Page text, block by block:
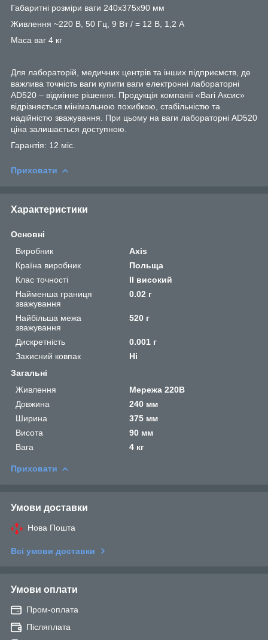
Габаритні розміри ваги 240x375x90 мм
Живлення ~220 В, 50 Гц, 9 Вт / = 12 В, 1,2 A
Маса ваг 4 кг
Для лабораторій, медичних центрів та інших підприємств, де
важлива точність ваги купити ваги електронні лабораторні
AD520 – відмінне рішення. Продукція компанії «Вагі Аксис»
відрізняється мінімальною похибкою, стабільністю та
надійністю зважування. При цьому на ваги лабораторні AD520
ціна залишається доступною.
Гарантія: 12 міс.
Приховати
Характеристики
Основні
Виробник
Axis
Країна виробник
Польща
Клас точності
II високий
Найменша границя
зважування
0.02 г
Найбільша межа
зважування
520 г
Дискретність
0.001 г
Захисний ковпак
Ні
Загальні
Живлення
Мережа 220В
Довжина
240 мм
Ширина
375 мм
Висота
90 мм
Вага
4 кг
Приховати
Умови доставки
Нова Пошта
Всі умови доставки
Умови оплати
Пром-оплата
Післяплата